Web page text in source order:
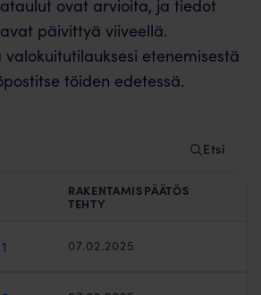
ovat arvioita, ja tiedot
päivittyä viiveellä.
etenemisestä
töiden edetessä.
Etsi
RAKENTAMISPÄÄTÖS
TEHTY
07.02.2025